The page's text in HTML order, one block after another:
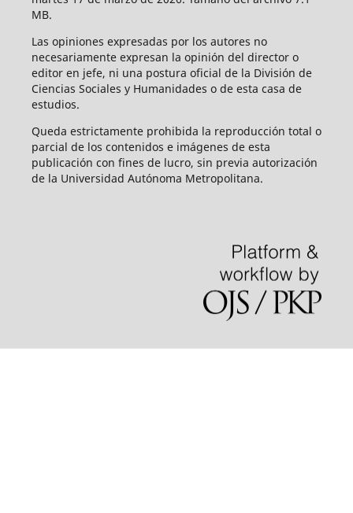
MB.
Las opiniones expresadas por los autores no
necesariamente expresan la opinión del director o
editor en jefe, ni una postura oficial de la División de
Ciencias Sociales y Humanidades o de esta casa de
estudios.
Queda estrictamente prohibida la reproducción total o
parcial de los contenidos e imágenes de esta
publicación con fines de lucro, sin previa autorización
de la Universidad Autónoma Metropolitana.